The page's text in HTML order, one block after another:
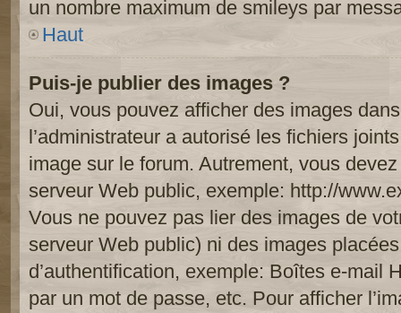
un nombre maximum de smileys par
Haut
Puis-je publier des images ?
Oui, vous pouvez afficher des images
l’administrateur a autorisé les fichiers
image sur le forum. Autrement, vous
serveur Web public, exemple: http://
Vous ne pouvez pas lier des images de
serveur Web public) ni des images
d’authentification, exemple: Boîtes e-mail
par un mot de passe, etc. Pour afficher